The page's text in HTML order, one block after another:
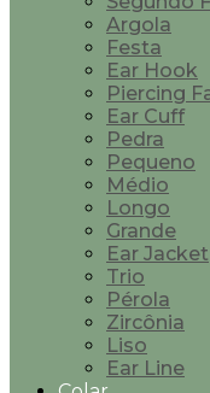
Argola
Festa
Ear Hook
Piercing
Ear Cuff
Pedra
Pequeno
Médio
Longo
Grande
Ear Jacket
Trio
Pérola
Zircônia
Liso
Ear Line